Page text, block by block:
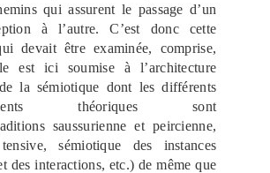
qui assurent le passage d’un
à l’autre. C’est donc cette
devait être examinée, comprise,
est ici soumise à l’architecture
la sémiotique dont les différents
théoriques sont
saussurienne et peircienne,
sémiotique des instances
des interactions, etc.) de même que